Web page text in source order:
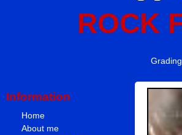
ROCK
Information
Home
About me